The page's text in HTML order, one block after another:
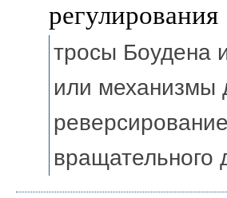
регулирования
тросы
или механизмы
вращательного